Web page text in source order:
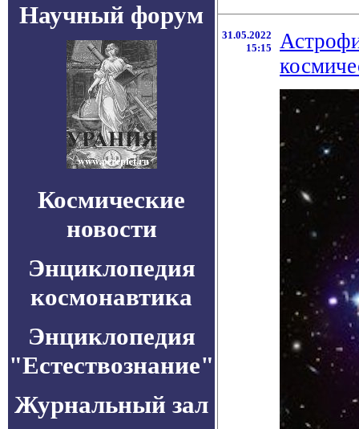
Научный форум
Космические
новости
Энциклопедия
космонавтика
Энциклопедия
"Естествознание"
Журнальный зал
31.05.2022
15:15